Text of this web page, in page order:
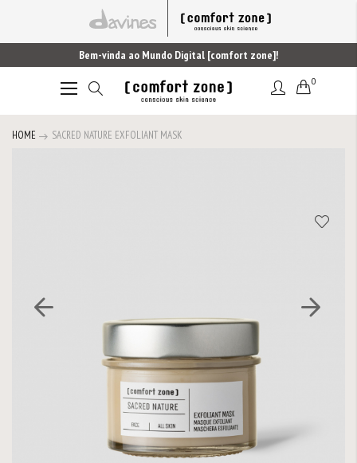
Bem-vinda ao Mundo Digital [comfort zone]!
Alternar
0
HOME SACRED NATURE EXFOLIANT MASK